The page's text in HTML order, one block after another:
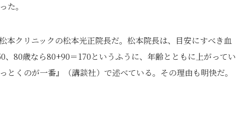
た。
本クリニックの松本光正院長だ。松本院長は、目安にすべき血
80歳なら80+90＝170というふうに、年齢とともに上がってい
くのが一番』（講談社）で述べている。その理由も明快だ。